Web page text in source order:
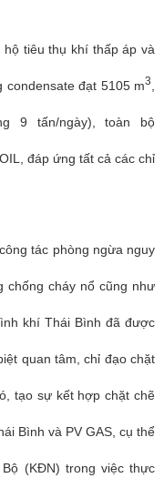
tiêu thụ khí thấp áp và
đạt 5105 m3
9 tấn/ngày), toàn bộ
đáp ứng tất cả các chỉ
tác phòng ngừa nguy
chống cháy nổ cũng như
khí Thái Bình đã được
quan tâm, chỉ đạo chặt
tạo sự kết hợp chặt chẽ
Bình và PV GAS, cụ thể
(KĐN) trong việc thực